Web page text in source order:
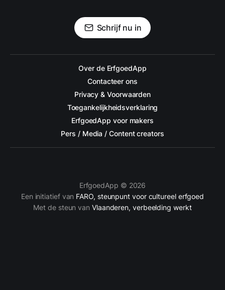
Schrijf nu in
Over de ErfgoedApp
Contacteer ons
Privacy & Voorwaarden
Toegankelijkheidsverklaring
ErfgoedApp voor makers
Pers / Media / Content creators
ErfgoedApp © 2026
Een initiatief van FARO, steunpunt voor cultureel erfgoed
Met de steun van Vlaanderen, verbeelding werkt